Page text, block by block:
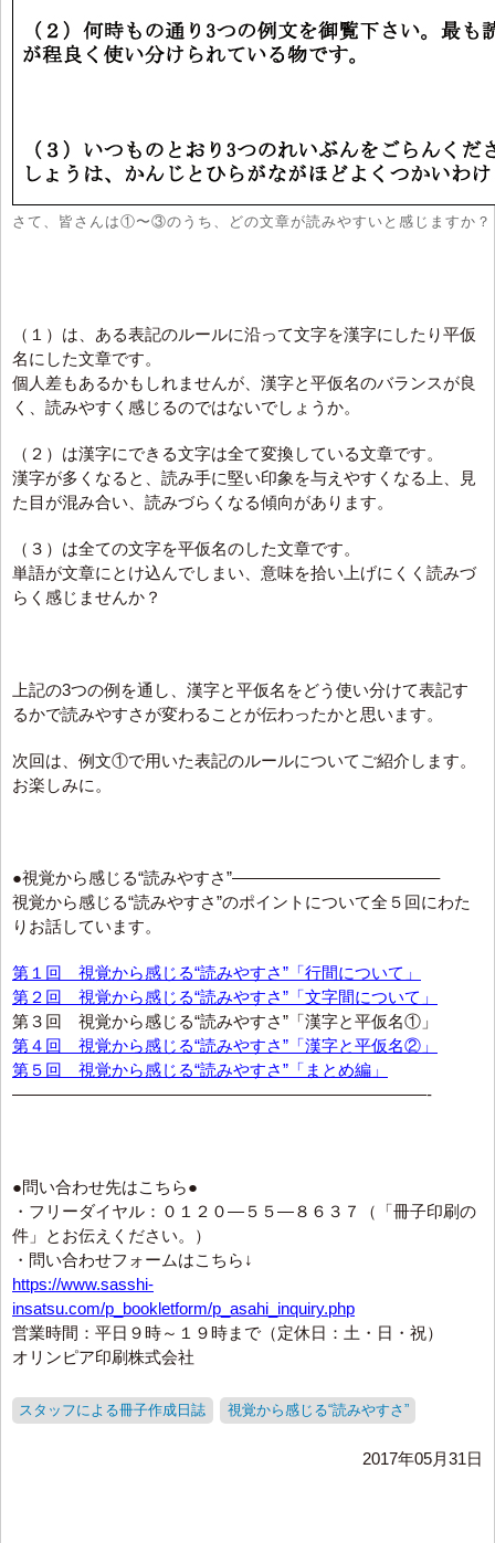
さて、皆さんは①〜③のうち、どの文章が読みやすいと感じますか？
（１）は、ある表記のルールに沿って文字を漢字にしたり平仮
名にした文章です。
個人差もあるかもしれませんが、漢字と平仮名のバランスが良
く、読みやすく感じるのではないでしょうか。
（２）は漢字にできる文字は全て変換している文章です。
漢字が多くなると、読み手に堅い印象を与えやすくなる上、見
た目が混み合い、読みづらくなる傾向があります。
（３）は全ての文字を平仮名のした文章です。
単語が文章にとけ込んでしまい、意味を拾い上げにくく読みづ
らく感じませんか？
上記の3つの例を通し、漢字と平仮名をどう使い分けて表記す
るかで読みやすさが変わることが伝わったかと思います。
次回は、例文①で用いた表記のルールについてご紹介します。
お楽しみに。
●視覚から感じる“読みやすさ”————————————–
視覚から感じる“読みやすさ”のポイントについて全５回にわた
りお話しています。
第１回 視覚から感じる“読みやすさ”「行間について」
第２回 視覚から感じる“読みやすさ”「文字間について」
第３回 視覚から感じる“読みやすさ”「漢字と平仮名①」
第４回 視覚から感じる“読みやすさ”「漢字と平仮名②」
第５回 視覚から感じる“読みやすさ”「まとめ編」
—————————————————————————-
●問い合わせ先はこちら●
・フリーダイヤル：０１２０―５５―８６３７（「冊子印刷の
件」とお伝えください。）
・問い合わせフォームはこちら↓
https://www.sasshi-
insatsu.com/p_bookletform/p_asahi_inquiry.php
営業時間：平日９時～１９時まで（定休日：土・日・祝）
オリンピア印刷株式会社
スタッフによる冊子作成日誌 視覚から感じる“読みやすさ”
2017年05月31日